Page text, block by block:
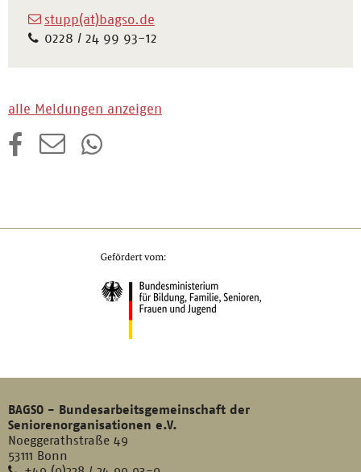
stupp(at)bagso.de
0228 / 24 99 93-12
alle Meldungen anzeigen
BAGSO - Bundesarbeitsgemeinschaft der
Seniorenorganisationen e.V.
Noeggerathstraße 49
53111 Bonn